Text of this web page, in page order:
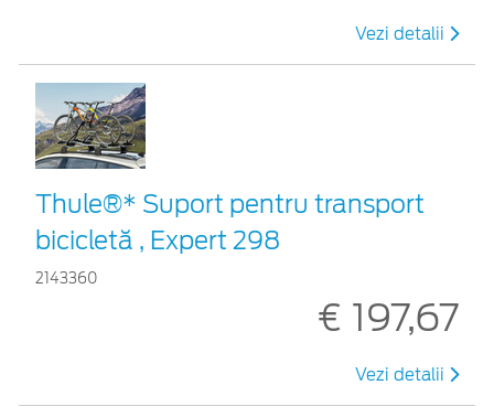
Vezi detalii
Thule®* Suport pentru transport
bicicletă , Expert 298
2143360
€ 197,67
Vezi detalii